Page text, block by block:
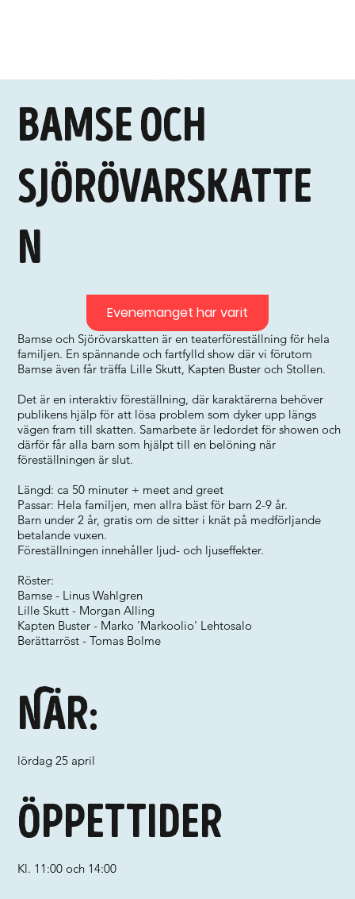
Bamse och
Sjörövarskatte
n
Bamse och Sjörövarskatten är en teaterföreställning för hela
familjen. En spännande och fartfylld show där vi förutom
Bamse även får träffa Lille Skutt, Kapten Buster och Stollen.
Det är en interaktiv föreställning, där karaktärerna behöver
publikens hjälp för att lösa problem som dyker upp längs
vägen fram till skatten. Samarbete är ledordet för showen och
därför får alla barn som hjälpt till en belöning när
föreställningen är slut.
Längd: ca 50 minuter + meet and greet
Passar: Hela familjen, men allra bäst för barn 2-9 år.
Barn under 2 år, gratis om de sitter i knät på medförljande
betalande vuxen.
Föreställningen innehåller ljud- och ljuseffekter.
Röster:
Bamse - Linus Wahlgren
Lille Skutt - Morgan Alling
Kapten Buster - Marko 'Markoolio' Lehtosalo
Berättarröst - Tomas Bolme
När:
lördag 25 april
Öppettider
Kl. 11:00 och 14:00
Evenemanget har varit